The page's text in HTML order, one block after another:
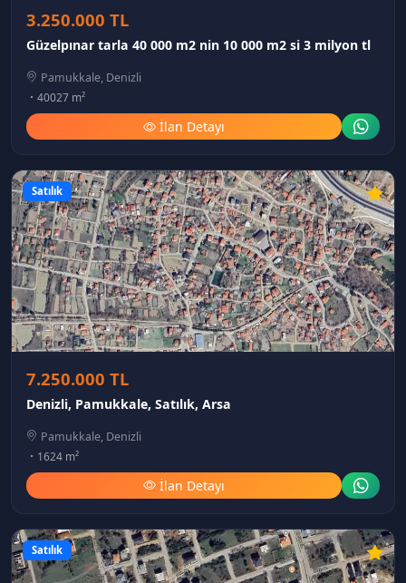
3.250.000 TL
Güzelpınar tarla 40 000 m2 nin 10 000 m2 si 3 milyon tl
Pamukkale, Denizli
40027 m²
İlan Detayı
Satılık
7.250.000 TL
Denizli, Pamukkale, Satılık, Arsa
Pamukkale, Denizli
1624 m²
İlan Detayı
Satılık